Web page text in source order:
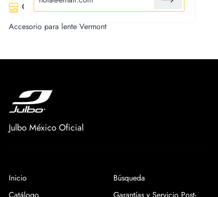
Certified fair trade product
Accesorio para lente Vermont
Julbo México Oficial
Inicio
Catálogo
Búsqueda
Garantías y Servicio Post-